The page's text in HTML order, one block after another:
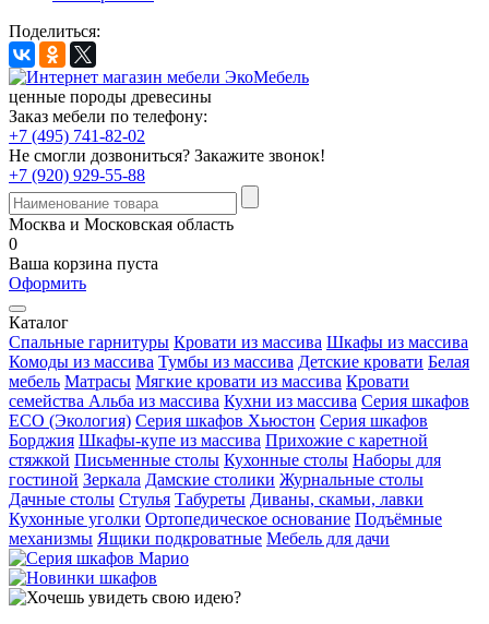
Поделиться:
ценные породы древесины
Заказ мебели по телефону:
+7 (495) 741-82-02
Не смогли дозвониться? Закажите звонок!
+7 (920) 929-55-88
Москва и Московская область
0
Ваша корзина пуста
Оформить
Каталог
Спальные гарнитуры Кровати из массива Шкафы из массива
Комоды из массива Тумбы из массива Детские кровати Белая
мебель Матрасы Мягкие кровати из массива Кровати
семейства Альба из массива Кухни из массива Серия шкафов
ECO (Экология) Серия шкафов Хьюстон Серия шкафов
Борджия Шкафы-купе из массива Прихожие с каретной
стяжкой Письменные столы Кухонные столы Наборы для
гостиной Зеркала Дамские столики Журнальные столы
Дачные столы Стулья Табуреты Диваны, скамьи, лавки
Кухонные уголки Ортопедическое основание Подъёмные
механизмы Ящики подкроватные Мебель для дачи